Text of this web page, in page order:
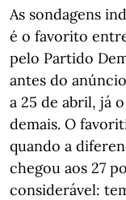
As sondagens
é o favorito
pelo Partido
antes do
a 25 de abril, já
demais. O
quando a
chegou aos 27
considerável: